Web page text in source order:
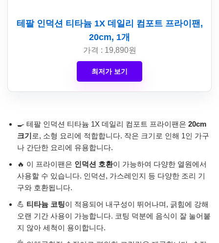
테팔 인덕션 티타늄 1X 데일리 컴포트 프라이팬,
20cm, 1개
가격 : 19,890원
최저가 보기
🍳 테팔 인덕션 티타늄 1X 데일리 컴포트 프라이팬은 20cm
크기 로, 소형 요리에 적합합니다. 작은 크기로 인해 1인 가구
나 간단한 요리에 유용합니다.
🔥 이 프라이팬은 인덕션 호환이 가능하여 다양한 열원에서
사용할 수 있습니다. 인덕션, 가스레인지 등 다양한 조리 기
구와 호환됩니다.
💪 티타늄 코팅이 적용되어 내구성이 뛰어나며, 긁힘에 강해
오랜 기간 사용이 가능합니다. 코팅 덕분에 음식이 잘 눌어붙
지 않아 세척이 용이합니다.